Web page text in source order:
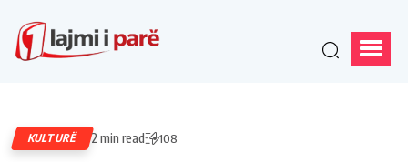
KULTURË 2 min read 108